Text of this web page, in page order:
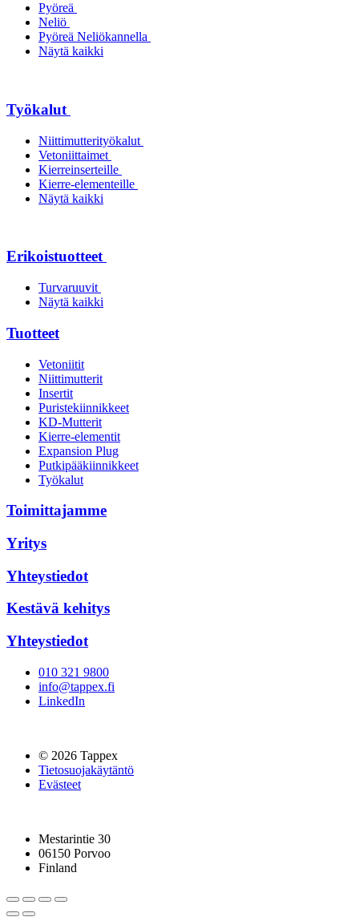
Pyöreä
Neliö
Pyöreä Neliökannella
Näytä kaikki
Työkalut
Niittimutterityökalut
Vetoniittaimet
Kierreinserteille
Kierre-elementeille
Näytä kaikki
Erikoistuotteet
Turvaruuvit
Näytä kaikki
Tuotteet
Vetoniitit
Niittimutterit
Insertit
Puristekiinnikkeet
KD-Mutterit
Kierre-elementit
Expansion Plug
Putkipääkiinnikkeet
Työkalut
Toimittajamme
Yritys
Yhteystiedot
Kestävä kehitys
Yhteystiedot
010 321 9800
info@tappex.fi
LinkedIn
© 2026 Tappex
Tietosuojakäytäntö
Evästeet
Mestarintie 30
06150 Porvoo
Finland